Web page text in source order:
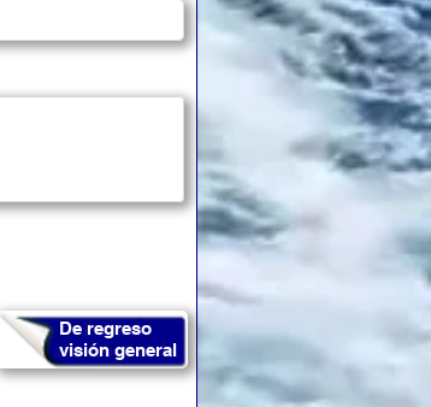
De regreso
visión general